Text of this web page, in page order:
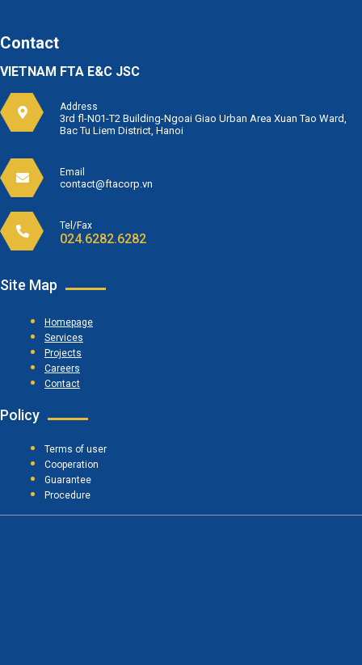
Contact
VIETNAM FTA E&C JSC
Address
3rd fl-N01-T2 Building-Ngoai Giao Urban Area Xuan Tao Ward,
Bac Tu Liem District, Hanoi
Email
contact@ftacorp.vn
Tel/Fax
024.6282.6282
Site Map
Homepage
Services
Projects
Careers
Contact
Policy
Terms of user
Cooperation
Guarantee
Procedure